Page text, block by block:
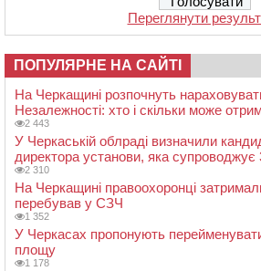
Переглянути
ПОПУЛЯРНЕ НА САЙТІ
На Черкащині розпочнуть
Незалежності: хто і скільки може
2 443
У Черкаській облраді визначили
директора установи, яка супроводжує
2 310
На Черкащині правоохоронці
перебував у СЗЧ
1 352
У Черкасах пропонують
площу
1 178